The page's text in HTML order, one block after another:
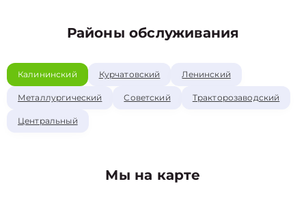
Районы обслуживания
Калининский Курчатовский Ленинский
Металлургический Советский Тракторозаводский
Центральный
Мы на карте